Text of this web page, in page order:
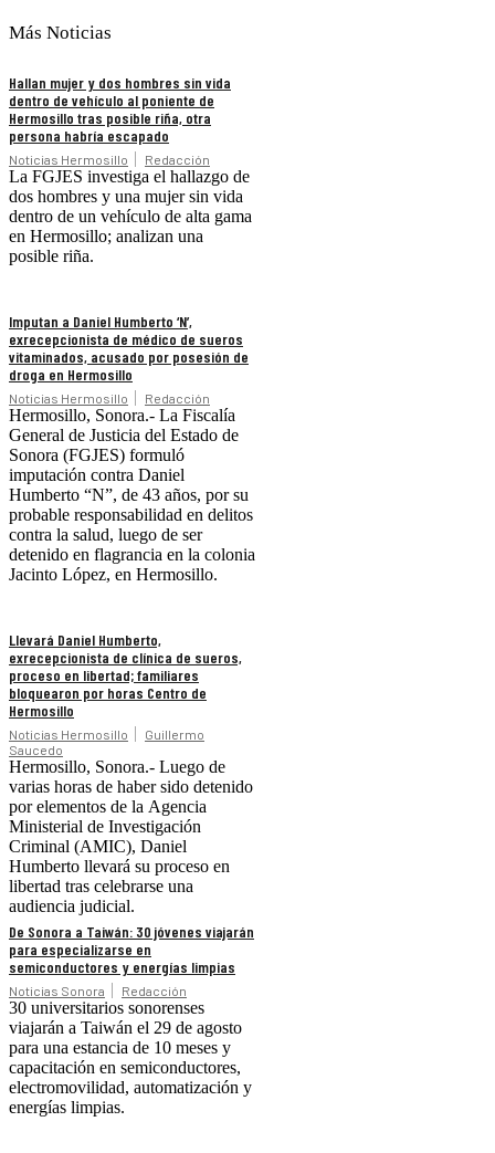
Más Noticias
Hallan mujer y dos hombres sin vida
dentro de vehículo al poniente de
Hermosillo tras posible riña, otra
persona habría escapado
Noticias Hermosillo Redacción
La FGJES investiga el hallazgo de
dos hombres y una mujer sin vida
dentro de un vehículo de alta gama
en Hermosillo; analizan una
posible riña.
Imputan a Daniel Humberto ‘N’,
exrecepcionista de médico de sueros
vitaminados, acusado por posesión de
droga en Hermosillo
Noticias Hermosillo Redacción
Hermosillo, Sonora.- La Fiscalía
General de Justicia del Estado de
Sonora (FGJES) formuló
imputación contra Daniel
Humberto “N”, de 43 años, por su
probable responsabilidad en delitos
contra la salud, luego de ser
detenido en flagrancia en la colonia
Jacinto López, en Hermosillo.
Llevará Daniel Humberto,
exrecepcionista de clínica de sueros,
proceso en libertad; familiares
bloquearon por horas Centro de
Hermosillo
Noticias Hermosillo
Guillermo
Saucedo
Hermosillo, Sonora.- Luego de
varias horas de haber sido detenido
por elementos de la Agencia
Ministerial de Investigación
Criminal (AMIC), Daniel
Humberto llevará su proceso en
libertad tras celebrarse una
audiencia judicial.
De Sonora a Taiwán: 30 jóvenes viajarán
para especializarse en
semiconductores y energías limpias
Noticias Sonora Redacción
30 universitarios sonorenses
viajarán a Taiwán el 29 de agosto
para una estancia de 10 meses y
capacitación en semiconductores,
electromovilidad, automatización y
energías limpias.